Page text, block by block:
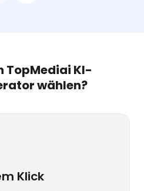
TopMediai KI-
wählen?
Klick